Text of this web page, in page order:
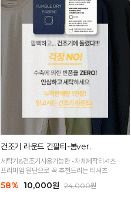
건조기 라운드 긴팔티-봄ver.
세탁기&건조기사용가능한 -자체제작티셔츠
프리미엄 원단으로 꼭 추천드리는 티셔츠
58% 10,000원 24,000원